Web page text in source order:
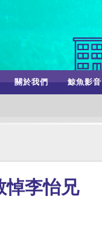
關於我們 鯨魚影音
悼李怡兄